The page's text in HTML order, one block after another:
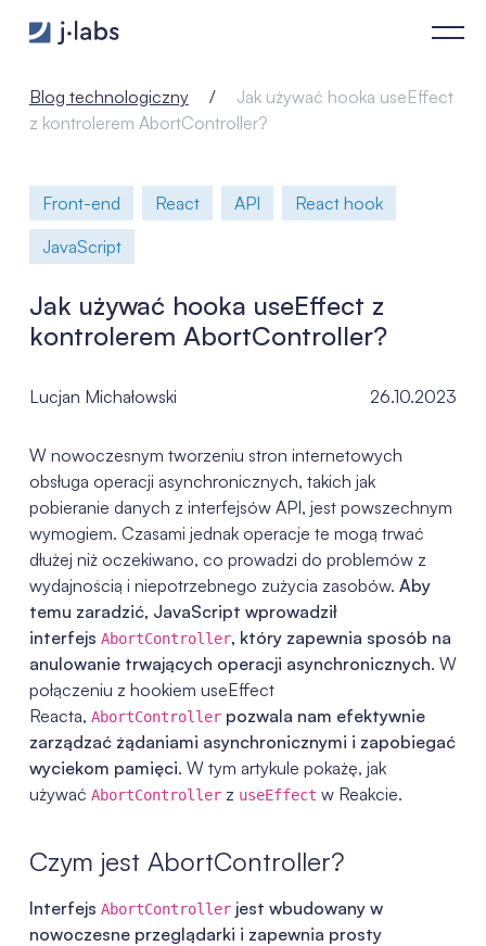
Jak używać hooka useEffect z kontrolerem
Blog technologiczny
Jak używać hooka useEffect
z kontrolerem AbortController?
Front-end React API
React hook
JavaScript
Jak używać hooka useEffect z
kontrolerem AbortController?
Lucjan Michałowski 26.10.2023
W nowoczesnym tworzeniu stron internetowych
obsługa operacji asynchronicznych, takich jak
pobieranie danych z interfejsów API, jest powszechnym
wymogiem. Czasami jednak operacje te mogą trwać
dłużej niż oczekiwano, co prowadzi do problemów z
wydajnością i niepotrzebnego zużycia zasobów. Aby
temu zaradzić, JavaScript wprowadził
interfejs AbortController, który zapewnia sposób na
anulowanie trwających operacji asynchronicznych. W
połączeniu z hookiem useEffect
Reacta, AbortControllerpozwala nam efektywnie
zarządzać żądaniami asynchronicznymi i zapobiegać
wyciekom pamięci. W tym artykule pokażę, jak
używać AbortControllerz useEffect w Reakcie.
Czym jest AbortController?
Interfejs AbortControllerjest wbudowany w
nowoczesne przeglądarki i zapewnia prosty